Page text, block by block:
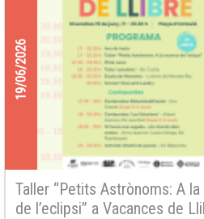
19/06/2026
Taller “Petits Astrònoms: A
de l’eclipsi” a Vacances de